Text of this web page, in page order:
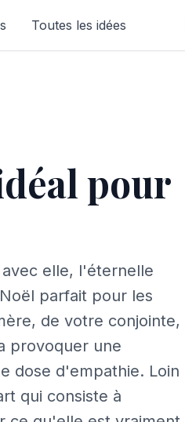
Toutes les idées
pour
elle, l'éternelle
parfait pour les
de votre conjointe,
provoquer une
dose d'empathie. Loin
qui consiste à